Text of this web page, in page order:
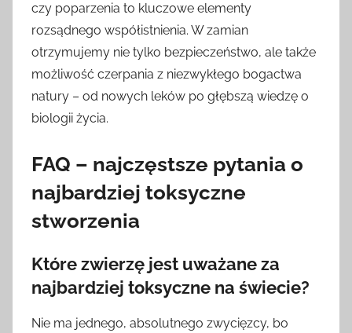
czy poparzenia to kluczowe elementy
rozsądnego współistnienia. W zamian
otrzymujemy nie tylko bezpieczeństwo, ale także
możliwość czerpania z niezwykłego bogactwa
natury – od nowych leków po głębszą wiedzę o
biologii życia.
FAQ – najczęstsze pytania o
najbardziej toksyczne
stworzenia
Które zwierzę jest uważane za
najbardziej toksyczne na świecie?
Nie ma jednego, absolutnego zwycięzcy, bo